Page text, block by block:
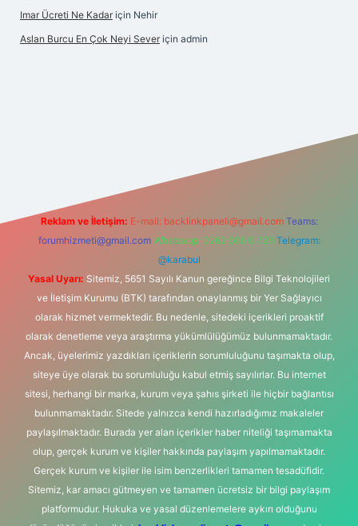
Imar Ücreti Ne Kadar için Nehir
Aslan Burcu En Çok Neyi Sever için admin
elexbetgiris.org
Reklam ve İletişim: E-mail: backlinkpaneli@gmail.com Teams:
forumhizmeti@gmail.com Whatsapp: 0262 606 0 726 Telegram:
@karabul
Yasal Uyarı: Sitemiz, 5651 Sayılı Kanun gereğince Bilgi Teknolojileri
ve İletişim Kurumu (BTK) tarafından onaylanmış bir Yer Sağlayıcı
olarak hizmet vermektedir. Bu nedenle, sitedeki içerikleri proaktif
olarak denetleme veya araştırma yükümlülüğümüz bulunmamaktadır.
Ancak, üyelerimiz yazdıkları içeriklerin sorumluluğunu taşımakta olup,
siteye üye olarak bu sorumluluğu kabul etmiş sayılırlar. Bu internet
sitesi, herhangi bir marka, kurum veya şahıs şirketi ile hiçbir bağlantısı
bulunmamaktadır. Sitede yalnızca kendi hazırladığımız makaleler
paylaşılmaktadır. Burada yer alan içerikler haber niteliği taşımamakta
olup, gerçek kurum ve kişiler hakkında paylaşım yapılmamaktadır.
Gerçek kurum ve kişiler ile isim benzerlikleri tamamen tesadüfidir.
Sitemiz, kar amacı gütmeyen ve tamamen ücretsiz bir bilgi paylaşım
platformudur. Hukuka ve yasal düzenlemelere aykırı olduğunu